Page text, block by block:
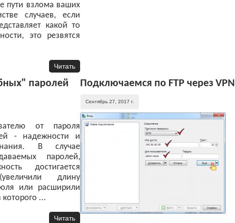
пути взлома ваших
случаев, если
какой то
это резвятся
Читать
паролей
от пароля
- надежности и
В случае
паролей,
достигается
длину
или расширили
...
Читать
Подключаемся по FTP через VPN
Сентябрь 27, 2017 г.